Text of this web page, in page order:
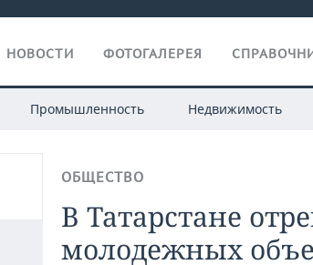
НОВОСТИ ФОТОГАЛЕРЕЯ
Промышленность Недвижимость
ОБЩЕСТВО
В Татарстане
молодежных